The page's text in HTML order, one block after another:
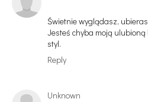
Świetnie wyglądasz,
Jesteś chyba moją ulubioną
styl.
Reply
Unknown